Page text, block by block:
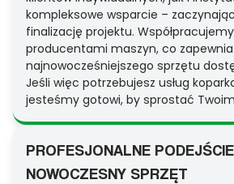
kompleksowe wsparcie –
finalizację projektu.
producentami maszyn, co
najnowocześniejszego sprzętu
Jeśli więc potrzebujesz usług
jesteśmy gotowi, by sprostać
PROFESJONALNE
NOWOCZESNY SPRZĘT